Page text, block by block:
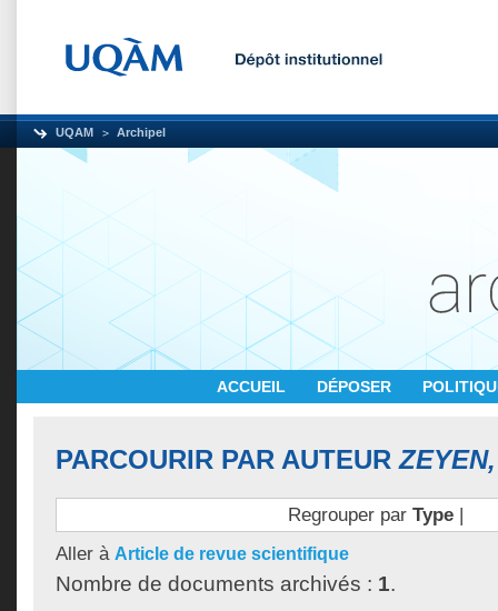
UQAM Archipel
ACCUEIL DÉPOSER
PARCOURIR PAR AUTEUR
Regrouper par Type|
Aller à Article de revue scientifique
Nombre de documents archivés : 1.